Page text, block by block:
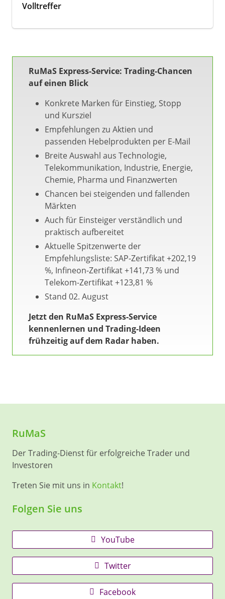
Volltreffer
RuMaS Express-Service: Trading-Chancen
auf einen Blick
Konkrete Marken für Einstieg, Stopp
und Kursziel
Empfehlungen zu Aktien und
passenden Hebelprodukten per E-Mail
Breite Auswahl aus Technologie,
Telekommunikation, Industrie, Energie,
Chemie, Pharma und Finanzwerten
Chancen bei steigenden und fallenden
Märkten
Auch für Einsteiger verständlich und
praktisch aufbereitet
Aktuelle Spitzenwerte der
Empfehlungsliste: SAP-Zertifikat +202,19
%, Infineon-Zertifikat +141,73 % und
Telekom-Zertifikat +123,81 %
Stand 02. August
Jetzt den RuMaS Express-Service
kennenlernen und Trading-Ideen
frühzeitig auf dem Radar haben.
RuMaS
Der Trading-Dienst für erfolgreiche Trader und
Investoren
Treten Sie mit uns in Kontakt!
Folgen Sie uns
YouTube
Twitter
Facebook